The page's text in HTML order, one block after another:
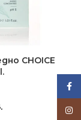
CHOICE